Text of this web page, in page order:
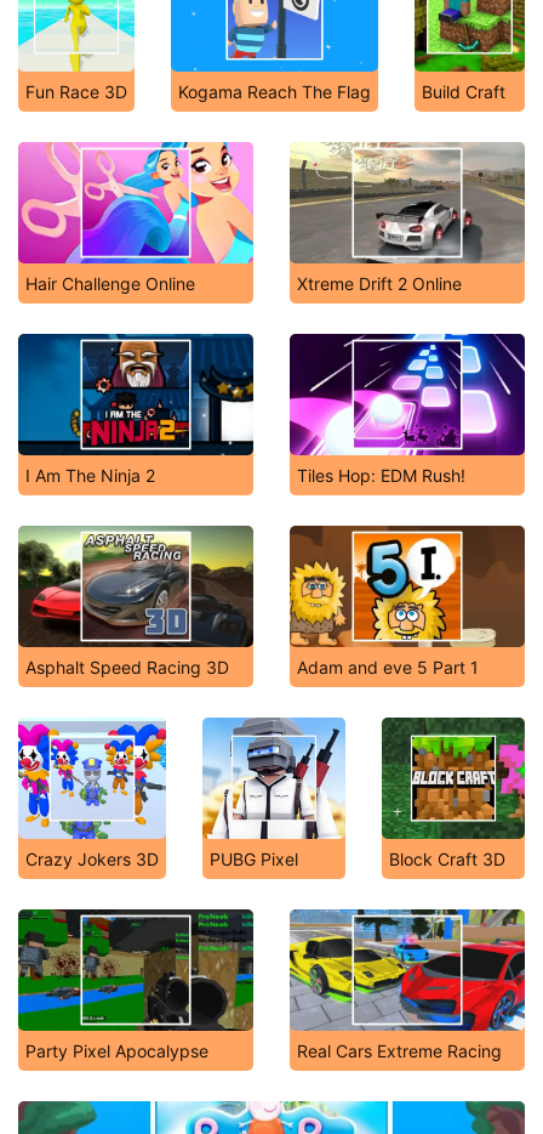
Fun Race 3D Kogama Reach The Flag Build Craft
Hair Challenge Online Xtreme Drift 2 Online
I Am The Ninja 2 Tiles Hop: EDM Rush!
Asphalt Speed Racing 3D Adam and eve 5 Part 1
Crazy Jokers 3D PUBG Pixel Block Craft 3D
Party Pixel Apocalypse Real Cars Extreme Racing